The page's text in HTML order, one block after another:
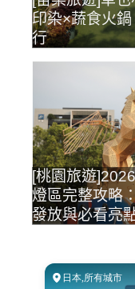
印染×蔬食火
行
[桃園旅遊
燈區完整攻略
發放與必看亮